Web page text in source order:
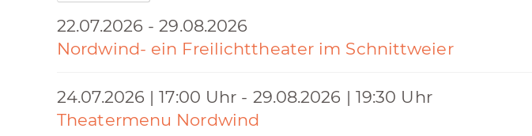
22.07.2026 - 29.08.2026
Nordwind- ein Freilichttheater im Schnittweier
24.07.2026 | 17:00 Uhr - 29.08.2026 | 19:30 Uhr
Theatermenu Nordwind